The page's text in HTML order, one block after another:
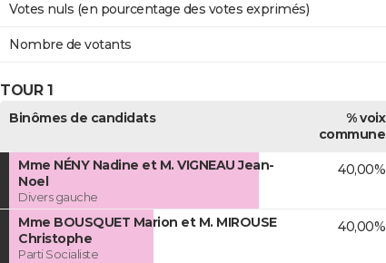
Votes nuls (en pourcentage des votes exprimés)
Nombre de votants
TOUR 1
Binômes de candidats
% voix
commune
Mme NÉNY Nadine et M. VIGNEAU Jean-
Noel
Divers gauche
40,00%
Mme BOUSQUET Marion et M. MIROUSE
Christophe
Parti Socialiste
40,00%